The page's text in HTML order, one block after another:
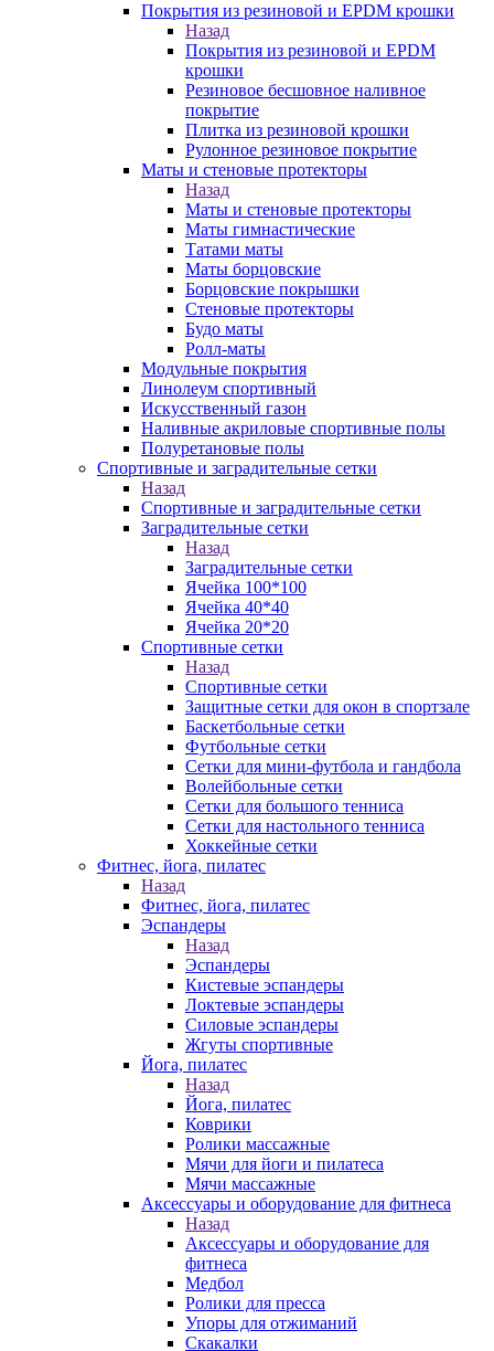
Покрытия из резиновой и EPDM крошки
Назад
Покрытия из резиновой и EPDM
крошки
Резиновое бесшовное наливное
покрытие
Плитка из резиновой крошки
Рулонное резиновое покрытие
Маты и стеновые протекторы
Назад
Маты и стеновые протекторы
Маты гимнастические
Татами маты
Маты борцовские
Борцовские покрышки
Стеновые протекторы
Будо маты
Ролл-маты
Модульные покрытия
Линолеум спортивный
Искусственный газон
Наливные акриловые спортивные полы
Полуретановые полы
Спортивные и заградительные сетки
Назад
Спортивные и заградительные сетки
Заградительные сетки
Назад
Заградительные сетки
Ячейка 100*100
Ячейка 40*40
Ячейка 20*20
Спортивные сетки
Назад
Спортивные сетки
Защитные сетки для окон в спортзале
Баскетбольные сетки
Футбольные сетки
Сетки для мини-футбола и гандбола
Волейбольные сетки
Сетки для большого тенниса
Сетки для настольного тенниса
Хоккейные сетки
Фитнес, йога, пилатес
Назад
Фитнес, йога, пилатес
Эспандеры
Назад
Эспандеры
Кистевые эспандеры
Локтевые эспандеры
Силовые эспандеры
Жгуты спортивные
Йога, пилатес
Назад
Йога, пилатес
Коврики
Ролики массажные
Мячи для йоги и пилатеса
Мячи массажные
Аксессуары и оборудование для фитнеса
Назад
Аксессуары и оборудование для
фитнеса
Медбол
Ролики для пресса
Упоры для отжиманий
Скакалки